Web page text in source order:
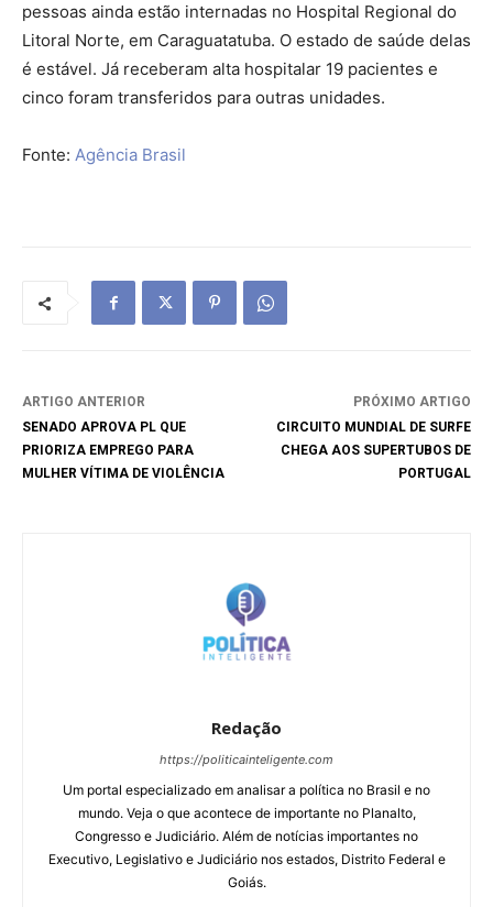
pessoas ainda estão internadas no Hospital Regional do
Litoral Norte, em Caraguatatuba. O estado de saúde delas
é estável. Já receberam alta hospitalar 19 pacientes e
cinco foram transferidos para outras unidades.
Fonte: Agência Brasil
ARTIGO ANTERIOR
SENADO APROVA PL QUE
PRIORIZA EMPREGO PARA
MULHER VÍTIMA DE VIOLÊNCIA
PRÓXIMO ARTIGO
CIRCUITO MUNDIAL DE SURFE
CHEGA AOS SUPERTUBOS DE
PORTUGAL
Redação
https://politicainteligente.com
Um portal especializado em analisar a política no Brasil e no
mundo. Veja o que acontece de importante no Planalto,
Congresso e Judiciário. Além de notícias importantes no
Executivo, Legislativo e Judiciário nos estados, Distrito Federal e
Goiás.